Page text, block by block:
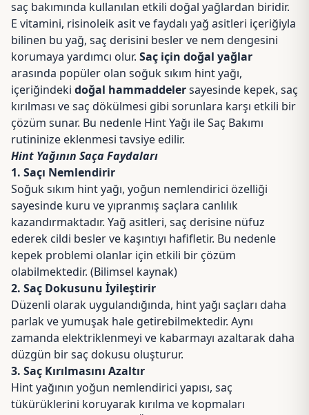
saç bakımında kullanılan etkili doğal yağlardan biridir.
E vitamini, risinoleik asit ve faydalı yağ asitleri içeriğiyla
bilinen bu yağ, saç derisini besler ve nem dengesini
korumaya yardımcı olur. Saç için doğal yağlar
arasında popüler olan soğuk sıkım hint yağı,
içeriğindeki doğal hammaddelersayesinde kepek, saç
kırılması ve saç dökülmesi gibi sorunlara karşı etkili bir
çözüm sunar. Bu nedenle Hint Yağı ile Saç Bakımı
rutininize eklenmesi tavsiye edilir.
Hint Yağının Saça Faydaları
1. Saçı Nemlendirir
Soğuk sıkım hint yağı, yoğun nemlendirici özelliği
sayesinde kuru ve yıpranmış saçlara canlılık
kazandırmaktadır. Yağ asitleri, saç derisine nüfuz
ederek cildi besler ve kaşıntıyı hafifletir. Bu nedenle
kepek problemi olanlar için etkili bir çözüm
olabilmektedir. (Bilimsel kaynak)
2. Saç Dokusunu İyileştirir
Düzenli olarak uygulandığında, hint yağı saçları daha
parlak ve yumuşak hale getirebilmektedir. Aynı
zamanda elektriklenmeyi ve kabarmayı azaltarak daha
düzgün bir saç dokusu oluşturur.
3. Saç Kırılmasını Azaltır
Hint yağının yoğun nemlendirici yapısı, saç
tükürüklerini koruyarak kırılma ve kopmaları